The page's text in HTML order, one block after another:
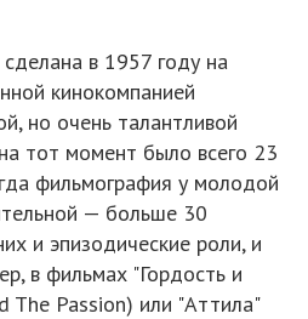
в 1957 году на
кинокомпанией
но очень талантливой
тот момент было всего 23
фильмография у молодой
— больше 30
и эпизодические роли, и
в фильмах "Гордость и
The Passion) или "Аттила"